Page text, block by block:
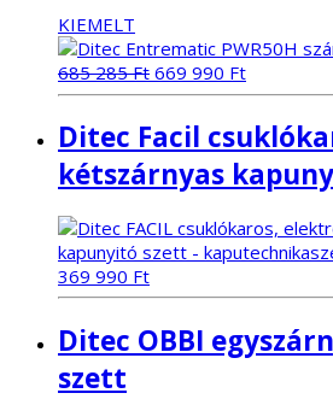
KIEMELT
685 285Ft Original
price
was:
685
285 Ft.
669 990 FtCurrent
price
is:
669
990 Ft.
Ditec Facil
kétszárnyas
369 990 Ft
Ditec OBBI
szett